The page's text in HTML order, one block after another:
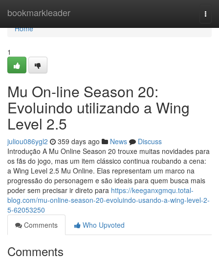
bookmarkleader
Home
Home
1
Mu On-line Season 20:
Evoluindo utilizando a Wing
Level 2.5
juliou086ygl2 359 days ago News
Discuss
Introdução A Mu Online Season 20 trouxe muitas novidades para
os fãs do jogo, mas um item clássico continua roubando a cena:
a Wing Level 2.5 Mu Online. Elas representam um marco na
progressão do personagem e são ideais para quem busca mais
poder sem precisar ir direto para https://keeganxgmqu.total-
blog.com/mu-online-season-20-evoluindo-usando-a-wing-level-2-
5-62053250
Comments
Who Upvoted
Comments